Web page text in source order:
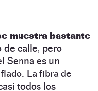
muestra bastante
de calle, pero
Senna es un
La fibra de
todos los